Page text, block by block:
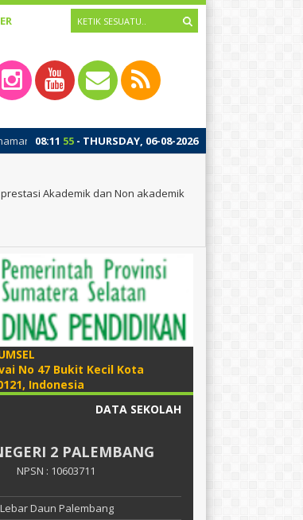
08:11 57 - THURSDAY, 06-08-2026
awal budaya positif sekolah. Kegiatan MPLS ini
Akademik dan Non akademik
No 47 Bukit Kecil Kota
Indonesia
DATA SEKOLAH
2 PALEMBANG
NPSN : 10603711
Daun Palembang